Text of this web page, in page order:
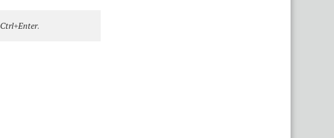
Ctrl+Enter.